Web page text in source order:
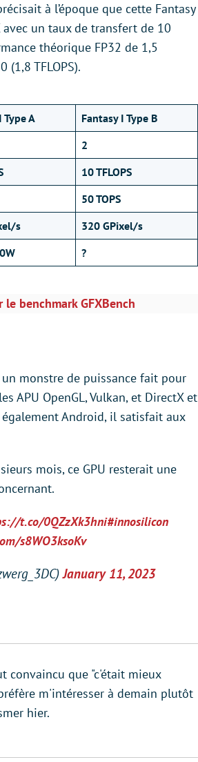
à l’époque que cette Fantasy
un taux de transfert de 10
théorique FP32 de 1,5
(1,8 TFLOPS).
Type A
Fantasy I Type B
2
10 TFLOPS
50 TOPS
s
320 GPixel/s
?
benchmark GFXBench
un monstre de puissance fait pour
APU OpenGL, Vulkan, et DirectX et
Android, il satisfait aux
mois, ce GPU resterait une
t.co/0QZzXk3hni#innosilicon
s8WO3ksoKv
January 11, 2023
convaincu que "c'était mieux
m'intéresser à demain plutôt
hier.